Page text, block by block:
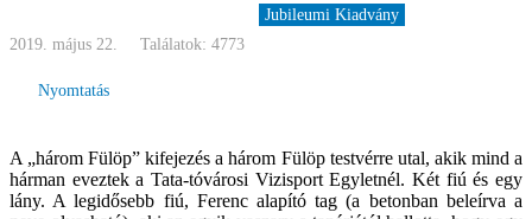
Jubileumi Kiadvány
2019. május 22.
Találatok: 4773
Nyomtatás
A „három Fülöp” kifejezés a három Fülöp testvérre utal, akik mind a
hárman eveztek a Tata-tóvárosi Vizisport Egyletnél. Két fiú és egy
lány. A legidősebb fiú, Ferenc alapító tag (a betonban beleírva a